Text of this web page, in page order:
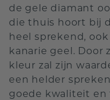
de gele diamant
die thuis hoort bij
heel sprekend,
kanarie geel. Door
kleur zal zijn
een helder
goede kwaliteit en